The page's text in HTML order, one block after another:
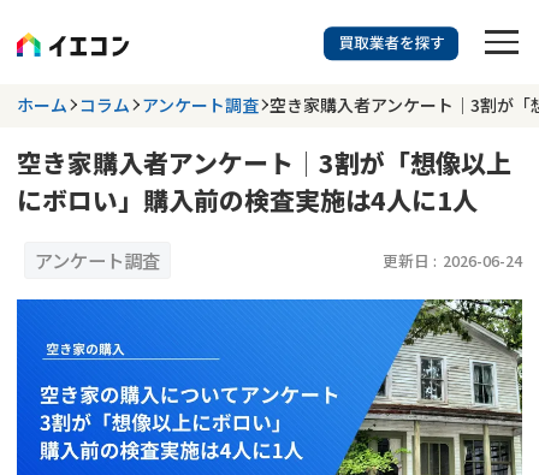
訳あり物件に強い業者を探す
都道府県を選択 相談内容を選択
更新日 :2026年07月31日
業者を探す
相談内容で探す
空き家 事故物件
不動産コラム
ホーム コラム アンケート調査 空き家購入者アンケート│3割が「
空き家購入者アンケート│3割が「想像以上
にボロい」購入前の検査実施は4人に1人
アンケート調査 更新日 : 2026-06-24